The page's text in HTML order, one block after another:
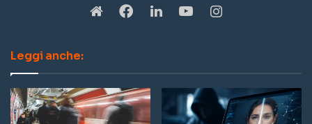
W
e
ok
In
be
ra
Leggi anche: